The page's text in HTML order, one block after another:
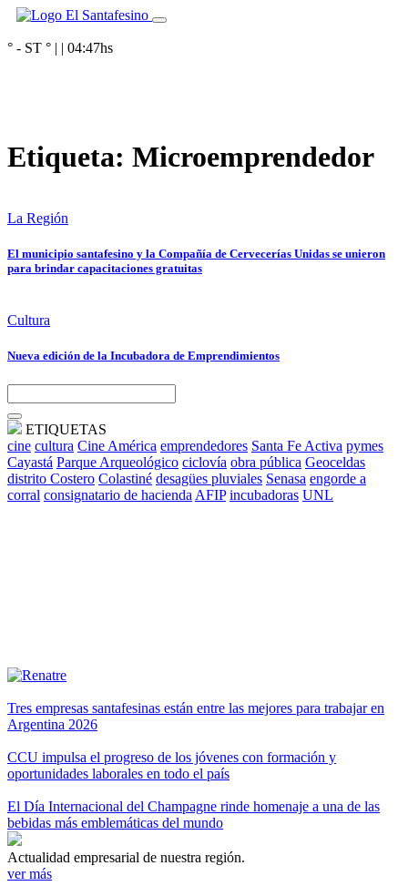
° - ST ° | | 04:47hs
Etiqueta: Microemprendedor
La Región
El municipio santafesino y la Compañía de Cervecerías Unidas se unieron
para brindar capacitaciones gratuitas
Cultura
Nueva edición de la Incubadora de Emprendimientos
ETIQUETAS
cine cultura Cine América emprendedores Santa Fe Activa pymes
Cayastá Parque Arqueológico ciclovía obra pública Geoceldas
distrito Costero Colastiné desagües pluviales Senasa engorde a
corral consignatario de hacienda AFIP incubadoras UNL
Tres empresas santafesinas están entre las mejores para trabajar en
Argentina 2026
CCU impulsa el progreso de los jóvenes con formación y
oportunidades laborales en todo el país
El Día Internacional del Champagne rinde homenaje a una de las
bebidas más emblemáticas del mundo
Actualidad empresarial de nuestra región.
ver más